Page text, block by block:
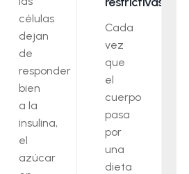
células
dejan
de
responder
bien
a la
insulina,
el
azúcar
Cada
vez
que
el
cuerpo
pasa
por
una
dieta